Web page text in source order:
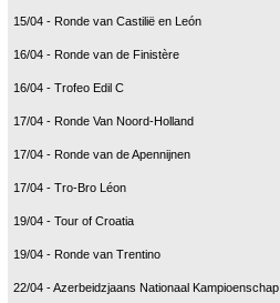
15/04 - Ronde van Castilië en León
16/04 - Ronde van de Finistère
16/04 - Trofeo Edil C
17/04 - Ronde Van Noord-Holland
17/04 - Ronde van de Apennijnen
17/04 - Tro-Bro Léon
19/04 - Tour of Croatia
19/04 - Ronde van Trentino
22/04 - Azerbeidzjaans Nationaal Kampioenschap